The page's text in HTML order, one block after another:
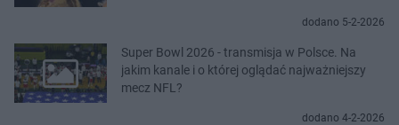
dodano 5-2-2026
Super Bowl 2026 - transmisja w Polsce. Na
jakim kanale i o której oglądać najważniejszy
mecz NFL?
dodano 4-2-2026